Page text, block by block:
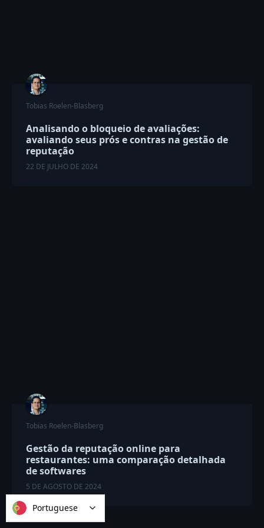
Tobias Roelen-Blasberg
Analisando o bloqueio de avaliações:
avaliando seus prós e contras na gestão de
reputação
22 DE JULHO DE 2024
Tobias Roelen-Blasberg
Gestão da reputação online para
restaurantes: uma comparação detalhada
de softwares
5 DE AGOSTO DE 2024
Portuguese